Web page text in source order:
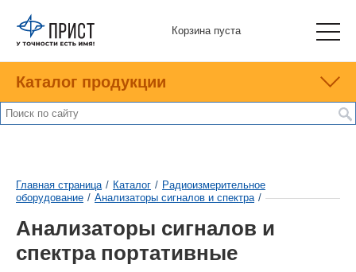
Корзина пуста
Каталог продукции
Главная страница / Каталог / Радиоизмерительное
оборудование / Анализаторы сигналов и спектра /
Анализаторы сигналов и
спектра портативные